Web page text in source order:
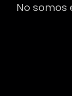
No somos